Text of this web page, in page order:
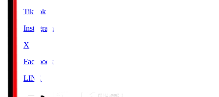
TikTok
Instagram
X
Facebook
LINE